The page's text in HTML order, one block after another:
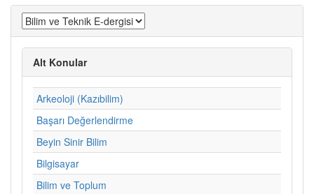
Alt Konular
Arkeoloji (Kazıbilim)
Başarı Değerlendirme
Beyin Sinir Bilim
Bilgisayar
Bilim ve Toplum